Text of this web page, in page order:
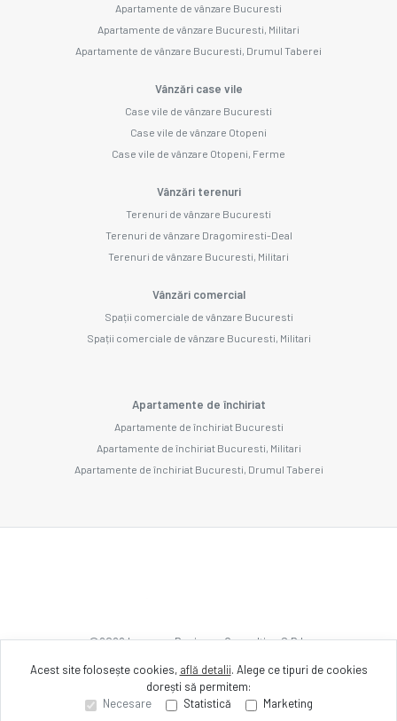
Apartamente de vânzare Bucuresti
Apartamente de vânzare Bucuresti, Militari
Apartamente de vânzare Bucuresti, Drumul Taberei
Vânzări case vile
Case vile de vânzare Bucuresti
Case vile de vânzare Otopeni
Case vile de vânzare Otopeni, Ferme
Vânzări terenuri
Terenuri de vânzare Bucuresti
Terenuri de vânzare Dragomiresti-Deal
Terenuri de vânzare Bucuresti, Militari
Vânzări comercial
Spații comerciale de vânzare Bucuresti
Spații comerciale de vânzare Bucuresti, Militari
Apartamente de închiriat
Apartamente de închiriat Bucuresti
Apartamente de închiriat Bucuresti, Militari
Apartamente de închiriat Bucuresti, Drumul Taberei
©2026Imozone Business Consulting S.R.L.
Site creat în
Acest site folosește cookies, află detalii. Alege ce tipuri de cookies
dorești să permitem:
Necesare
Statistică Marketing